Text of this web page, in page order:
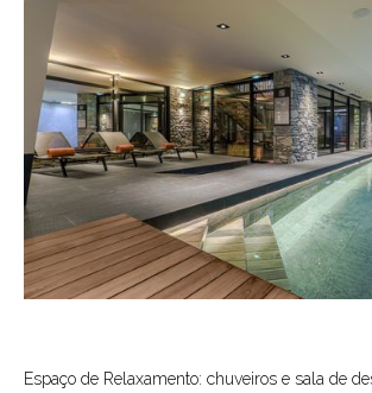
Espaço de Relaxamento: chuveiros e sala de